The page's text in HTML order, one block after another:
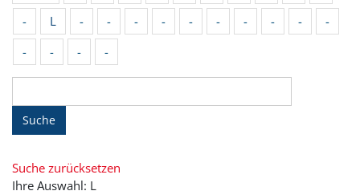
-
L - - - - - - - - -
-
-
- - -
Suche
Suche zurücksetzen
Ihre Auswahl: L